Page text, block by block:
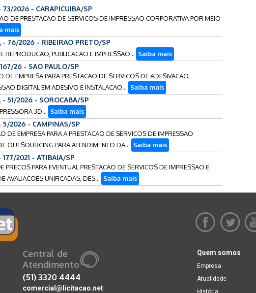
73/2026 - CARAPICUIBA/SP
DE PRESTACAO DE SERVICOS DE IMPRESSAO CORPORATIVA POR MEIO
mais
- 76/2026 - RIBEIRAO PRETO/SP
REPRODUCAO, PUBLICACAO E IMPRESSAO... Saiba mais
26 - SAO PAULO/SP
DE EMPRESA PARA PRESTACAO DE SERVICOS DE ADESIVACAO,
DIGITAL EM ADESIVO E INSTALACAO... Saiba mais
- 51/2026 - SOROCABA/SP
3D... Saiba mais
5/2026 - CAMPINAS/SP
DE EMPRESA PARA A PRESTACAO DE SERVICOS DE IMPRESSAO
OUTSOURCING PARA ATENDIMENTO DA... Saiba mais
177/2021 - ATIBAIA/SP
PRECOS PARA EVENTUAL PRESTACAO DE SERVICOS DE IMPRESSAO E
AVALIACOES UNIFICADAS, DES... Saiba mais
Central de
Atendimento
(51)3320 4444
comercial@licitacao.net
Quem somos
Empresa
Atualidade
História